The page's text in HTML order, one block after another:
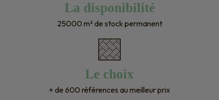
La disponibilité
25000 m² de stock permanent
Le choix
+ de 600 références au meilleur prix